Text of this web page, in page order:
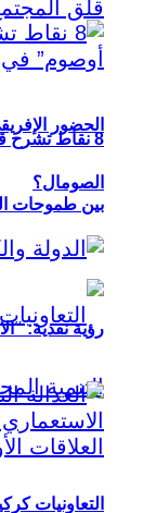
الحضور
بين طموحات
التعاونيات
8 نقاط تشرح
الصومال؟
رؤية نقدية: